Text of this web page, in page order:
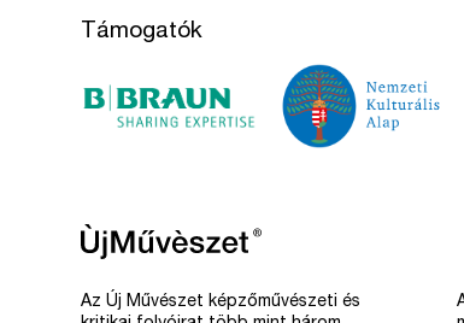
Támogatók
Az Új Művészet képzőművészeti és